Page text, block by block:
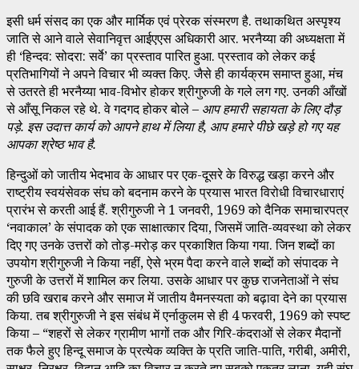
इसी धर्म संसद का एक और मार्मिक एवं प्रेरक संस्मरण है. तथाकथित अस्पृश्य
जाति से आने वाले सेवानिवृत्त आईएएस अधिकारी आर. भरनैय्या की अध्यक्षता में
ही ‘हिन्दव: सोदरा: सर्वे’ का प्रस्ताव पारित हुआ. प्रस्ताव को लेकर कई
प्रतिभागियों ने अपने विचार भी व्यक्त किए. जैसे ही कार्यक्रम समाप्त हुआ, मंच
से उतरते ही भरनैय्या भाव-विभोर होकर श्रीगुरुजी के गले लग गए. उनकी आँखों
से आँसू निकल रहे थे. वे गदगद होकर बोले – आप हमारी सहायता के लिए दौड़
पड़े. इस उदात्त कार्य को आपने हाथ में लिया है, आप हमारे पीछे खड़े हो गए यह
आपका श्रेष्ठ भाव है.
हिन्दुओं को जातीय भेदभाव के आधार पर एक-दूसरे के विरुद्ध खड़ा करने और
राष्ट्रीय स्वयंसेवक संघ को बदनाम करने के प्रयास भारत विरोधी विचारधाराएं
प्रारंभ से करती आई हैं. श्रीगुरुजी ने 1 जनवरी, 1969 को दैनिक समाचारपत्र
‘नवाकाल’ के संपादक को एक साक्षात्कार दिया, जिसमें जाति-व्यवस्था को लेकर
दिए गए उनके उत्तरों को तोड़-मरोड़ कर प्रकाशित किया गया. जिन शब्दों का
उपयोग श्रीगुरुजी ने किया नहीं, ऐसे भ्रम पैदा करने वाले शब्दों को संपादक ने
गुरुजी के उत्तरों में शामिल कर लिया. उसके आधार पर कुछ राजनेताओं ने संघ
की छवि खराब करने और समाज में जातीय वैमनस्यता को बढ़ावा देने का प्रयास
किया. तब श्रीगुरुजी ने इस संबंध में एर्नाकुलम से ही 4 फरवरी, 1969 को स्पष्ट
किया – “शहरों से लेकर ग्रामीण भागों तक और गिरि-कंदराओं से लेकर मैदानों
तक फैले हुए हिन्दू समाज के प्रत्येक व्यक्ति के प्रति जाति-पाति, गरीबी, अमीरी,